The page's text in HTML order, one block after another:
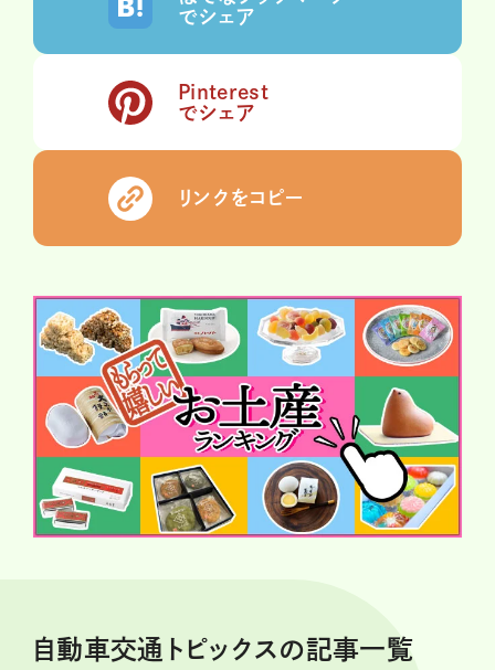
でシェア
Pinterest
でシェア
リンクをコピー
自動車交通トピックスの記事一覧